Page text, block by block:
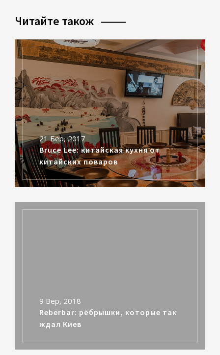
Читайте також
21 Бер, 2017
Bruce Lee: китайская кухня от
китайских поваров
9 Вер, 2018
Reberbar: рёбрышки, которые так
ждал Киев